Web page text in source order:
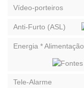
Vídeo-porteiros
Anti-Furto (ASL)
Energia * Alimentação
Tele-Alarme